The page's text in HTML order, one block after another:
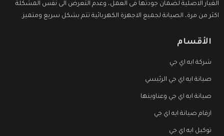
الغيار الاصلية لضمان جودتها فى العمل، وعدم التعرض الى نفس المشكلة
اكثر من مرة، الصيانة لجميع الاجهزة الكهربائية تتم بشكل سريع ومتميز.
الأقسام
شركة ايه اي جي
صيانة ايه اي جي الرئيسي
صيانة ايه اي جي وعناوينها
ارقام صيانة ايه اي جي
توكيل ايه اي جي